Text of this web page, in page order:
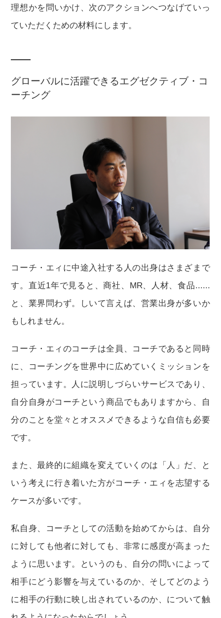
理想かを問いかけ、次のアクションへつなげていっ
ていただくための材料にします。
グローバルに活躍できるエグゼクティブ・コ
ーチング
コーチ・エィに中途入社する人の出身はさまざまで
す。直近1年で見ると、商社、MR、人材、食品......
と、業界問わず。しいて言えば、営業出身が多いか
もしれません。
コーチ・エィのコーチは全員、コーチであると同時
に、コーチングを世界中に広めていくミッションを
担っています。人に説明しづらいサービスであり、
自分自身がコーチという商品でもありますから、自
分のことを堂々とオススメできるような自信も必要
です。
また、最終的に組織を変えていくのは「人」だ、と
いう考えに行き着いた方がコーチ・エィを志望する
ケースが多いです。
私自身、コーチとしての活動を始めてからは、自分
に対しても他者に対しても、非常に感度が高まった
ように思います。というのも、自分の問いによって
相手にどう影響を与えているのか、そしてどのよう
に相手の行動に映し出されているのか、について触